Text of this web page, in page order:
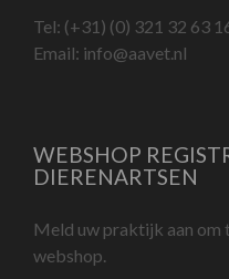
Tel: (+31) (0) 321 32 63
Email: info@aavet.nl
WEBSHOP
DIERENARTSEN
Meld uw praktijk aan
webshop.